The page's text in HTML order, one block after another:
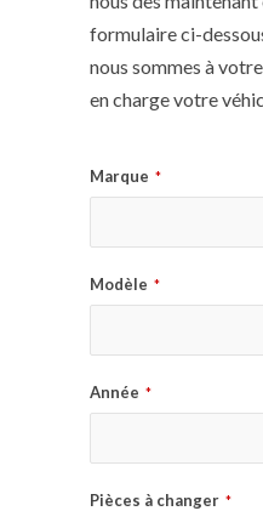
formulaire ci-
nous sommes à
en charge votre
Marque *
Modèle *
Année *
Pièces à changer *